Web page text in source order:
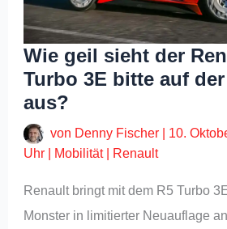
Wie geil sieht der
Turbo 3E bitte auf
aus?
von Denny Fischer
10.
Uhr
Mobilität| Renault
Renault bringt mit dem R5 Turbo
Monster in limitierter Neuauflage